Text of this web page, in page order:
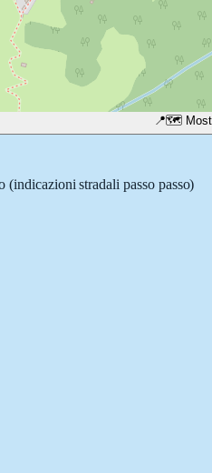
📍🗺️
(indicazioni stradali passo passo)